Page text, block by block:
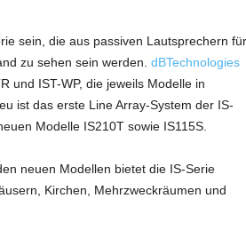
sein, die aus passiven Lautsprechern für
zu sehen sein werden. dBTechnologies
und IST-WP, die jeweils Modelle in
ist das erste Line Array-System der IS-
Modelle IS210T sowie IS115S.
neuen Modellen bietet die IS-Serie
Kirchen, Mehrzweckräumen und